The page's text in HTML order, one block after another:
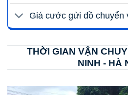
Giá cước gửi đồ chuyển
THỜI GIAN VẬN
NINH - HÀ